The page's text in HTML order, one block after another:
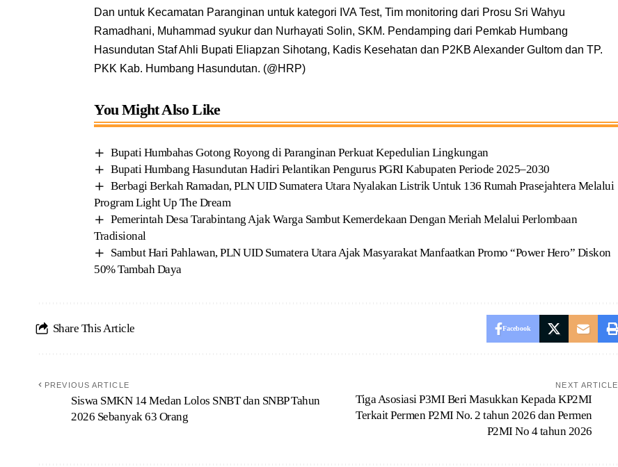
Dan untuk Kecamatan Paranginan untuk kategori IVA Test, Tim monitoring dari Prosu Sri Wahyu
Ramadhani, Muhammad syukur dan Nurhayati Solin, SKM. Pendamping dari Pemkab Humbang
Hasundutan Staf Ahli Bupati Eliapzan Sihotang, Kadis Kesehatan dan P2KB Alexander Gultom dan TP.
PKK Kab. Humbang Hasundutan. (@HRP)
You Might Also Like
Bupati Humbahas Gotong Royong di Paranginan Perkuat Kepedulian Lingkungan
Bupati Humbang Hasundutan Hadiri Pelantikan Pengurus PGRI Kabupaten Periode 2025–2030
Berbagi Berkah Ramadan, PLN UID Sumatera Utara Nyalakan Listrik Untuk 136 Rumah Prasejahtera Melalui
Program Light Up The Dream
Pemerintah Desa Tarabintang Ajak Warga Sambut Kemerdekaan Dengan Meriah Melalui Perlombaan
Tradisional
Sambut Hari Pahlawan, PLN UID Sumatera Utara Ajak Masyarakat Manfaatkan Promo “Power Hero” Diskon
50% Tambah Daya
Share This Article Facebook
PREVIOUS ARTICLE
Siswa SMKN 14 Medan Lolos SNBT dan SNBP Tahun
2026 Sebanyak 63 Orang
NEXT ARTICLE
Tiga Asosiasi P3MI Beri Masukkan Kepada KP2MI
Terkait Permen P2MI No. 2 tahun 2026 dan Permen
P2MI No 4 tahun 2026